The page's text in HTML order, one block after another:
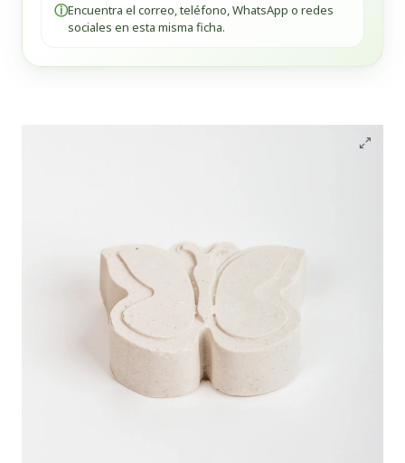
ⓘEncuentra el correo, teléfono, WhatsApp o redes
sociales en esta misma ficha.